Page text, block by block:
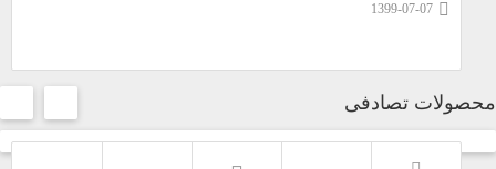
1399-07-07
محصولات تصادفی